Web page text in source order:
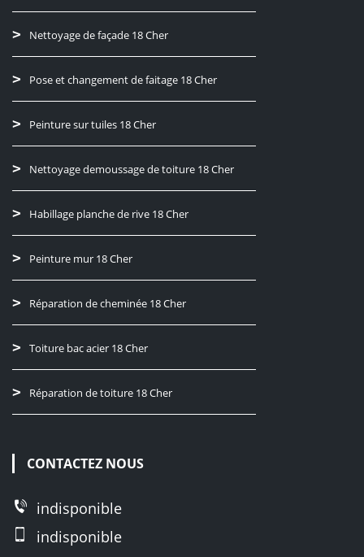
Nettoyage de façade 18 Cher
Pose et changement de faitage 18 Cher
Peinture sur tuiles 18 Cher
Nettoyage demoussage de toiture 18 Cher
Habillage planche de rive 18 Cher
Peinture mur 18 Cher
Réparation de cheminée 18 Cher
Toiture bac acier 18 Cher
Réparation de toiture 18 Cher
CONTACTEZ NOUS
indisponible
indisponible